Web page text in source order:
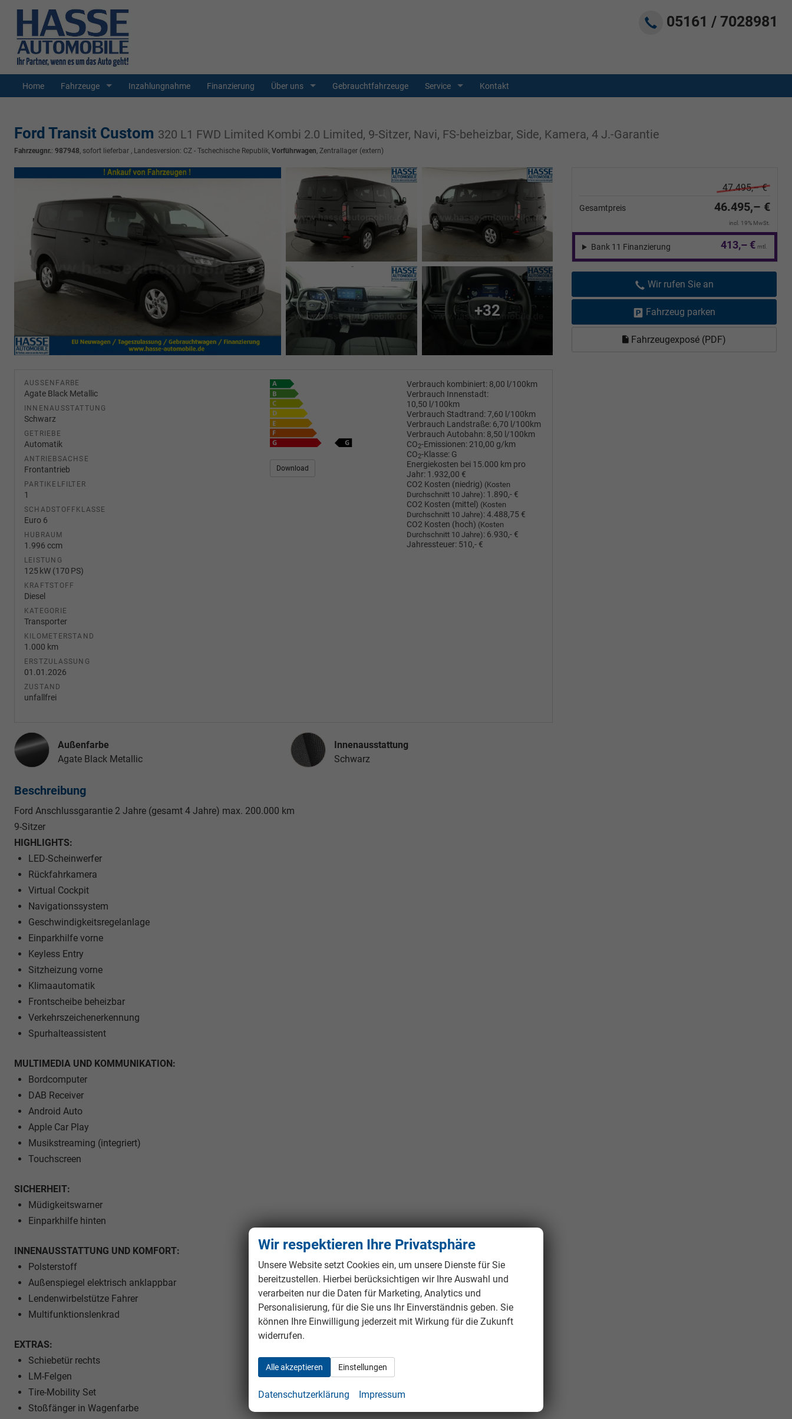
05161 / 7028981
Home Fahrzeuge Inzahlungnahme Finanzierung Über uns Gebrauchtfahrzeuge Service Kontakt
Ford Transit Custom 320 L1 FWD Limited Kombi 2.0 Limited, 9-Sitzer, Navi, FS-beheizbar, Side, Kamera, 4 J.-Garantie
Fahrzeugnr.: 987948, sofort lieferbar , Landesversion: CZ - Tschechische Republik, Vorführwagen, Zentrallager (extern)
47.495,– €
Gesamtpreis 46.495,– €
incl. 19% MwSt.
413,– € mtl.
Bank 11 Finanzierung
Wir rufen Sie an
Fahrzeug parken
Fahrzeugexposé (PDF)
+32
AUSSENFARBE
Agate Black Metallic
INNENAUSSTATTUNG
Schwarz
GETRIEBE
Automatik
ANTRIEBSACHSE
Frontantrieb
PARTIKELFILTER
1
SCHADSTOFFKLASSE
Euro 6
HUBRAUM
1.996 ccm
LEISTUNG
125 kW (170 PS)
KRAFTSTOFF
Diesel
KATEGORIE
Transporter
KILOMETERSTAND
1.000 km
ERSTZULASSUNG
01.01.2026
ZUSTAND
unfallfrei
Verbrauch kombiniert: 8,00 l/100km
Verbrauch Innenstadt:
10,50 l/100km
Verbrauch Stadtrand:7,60 l/100km
Verbrauch Landstraße: 6,70 l/100km
Verbrauch Autobahn: 8,50 l/100km
CO2-Emissionen: 210,00 g/km
CO2-Klasse: G
Download
Energiekosten bei 15.000 km pro
Jahr: 1.932,00 €
CO2 Kosten (niedrig) (Kosten
Durchschnitt 10 Jahre): 1.890,- €
CO2 Kosten (mittel) (Kosten
Durchschnitt 10 Jahre):4.488,75 €
CO2 Kosten (hoch) (Kosten
Durchschnitt 10 Jahre): 6.930,- €
Jahressteuer: 510,- €
Außenfarbe
Agate Black Metallic
Innenausstattung
Innenausstattung
Schwarz
Beschreibung
Ford Anschlussgarantie 2 Jahre (gesamt 4 Jahre) max. 200.000 km
9-Sitzer
HIGHLIGHTS:
LED-Scheinwerfer
Rückfahrkamera
Virtual Cockpit
Navigationssystem
Geschwindigkeitsregelanlage
Einparkhilfe vorne
Keyless Entry
Sitzheizung vorne
Klimaautomatik
Frontscheibe beheizbar
Verkehrszeichenerkennung
Spurhalteassistent
MULTIMEDIA UND KOMMUNIKATION:
Bordcomputer
DAB Receiver
Android Auto
Apple Car Play
Musikstreaming (integriert)
Touchscreen
SICHERHEIT:
Müdigkeitswarner
Einparkhilfe hinten
INNENAUSSTATTUNG UND KOMFORT:
Polsterstoff
Außenspiegel elektrisch anklappbar
Lendenwirbelstütze Fahrer
Multifunktionslenkrad
EXTRAS:
Schiebetür rechts
LM-Felgen
Tire-Mobility Set
Stoßfänger in Wagenfarbe
Wir respektieren Ihre Privatsphäre
Unsere Website setzt Cookies ein, um unsere Dienste für Sie
bereitzustellen. Hierbei berücksichtigen wir Ihre Auswahl und
verarbeiten nur die Daten für Marketing, Analytics und
Personalisierung, für die Sie uns Ihr Einverständnis geben. Sie
können Ihre Einwilligung jederzeit mit Wirkung für die Zukunft
widerrufen.
Alle akzeptieren Einstellungen
Datenschutzerklärung Impressum